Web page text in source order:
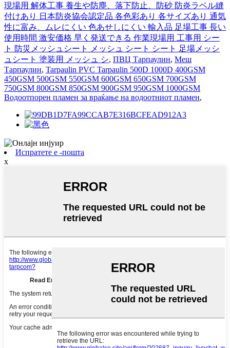
現場用 解体工事 養生や防塵、落下防止、防砂 防炎ラベル縫
付けあり 日本防炎協会認定品 各色彩あり 各サイズあり 通気
性に富み、ムレにくい 色あせしにくい 輸入品 足場工事 長い
使用時間 激安価格 早く発送できる 作業現場用 工事用 シー
ト 防災メッシュシート メッシュ シート シート 足場メッシ
ュシート 塗装用 メッシュ シ, ПВЦ Тарпаулин, Меш
Тарпаулин, Tarpaulin PVC Tarpaulin 500D 1000D 400GSM
450GSM 500GSM 550GSM 600GSM 650GSM 700GSM
750GSM 800GSM 850GSM 900GSM 950GSM 1000GSM
Водоотпорен пламен за враќање на водоотниот пламен,
Испратете е -пошта
x